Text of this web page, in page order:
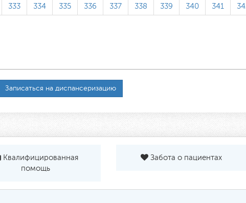
333 334 335 336 337 338 339 340 341
Записаться на диспансеризацию
Квалифицированная
помощь
Забота о пациентах